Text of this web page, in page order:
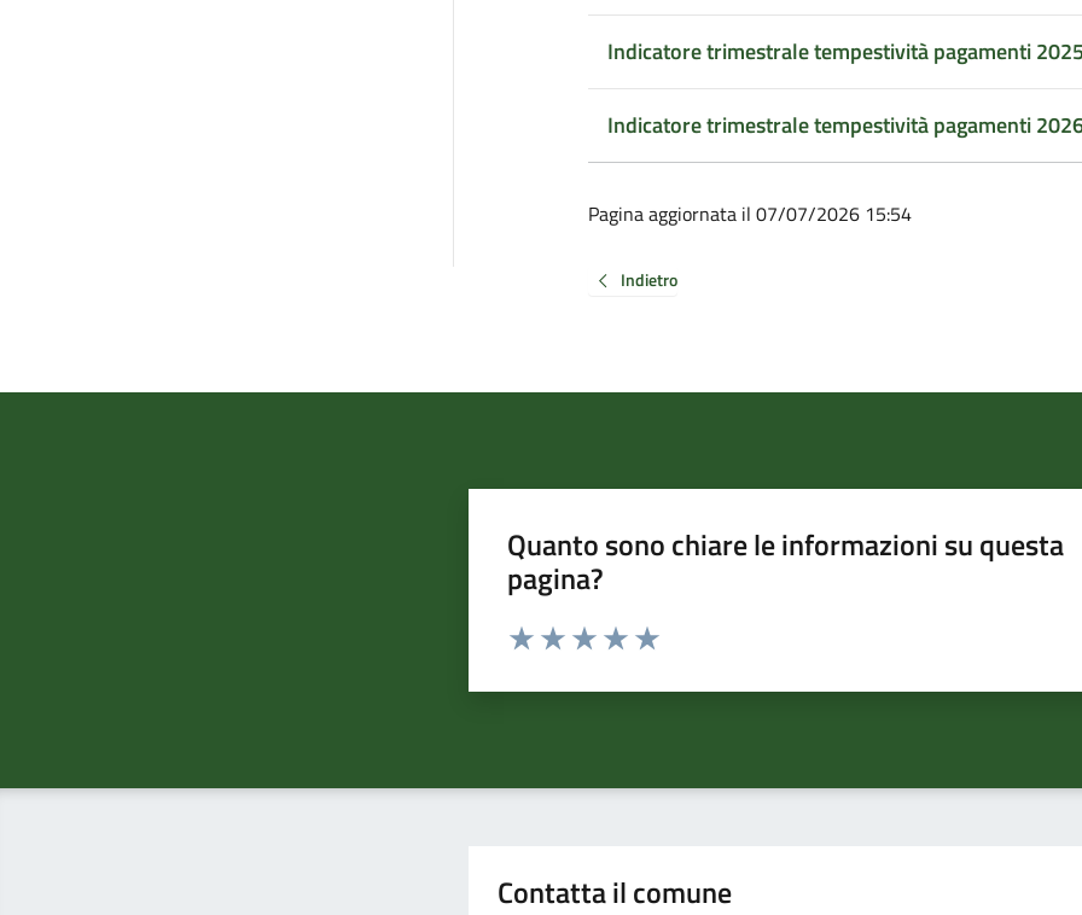
Indicatore trimestrale tempestività pagamenti 2025
Indicatore trimestrale tempestività pagamenti
Pagina aggiornata il 07/07/2026 15:54
Indietro
Quanto sono chiare le informazioni su questa
pagina?
Valuta da 1 a 5 stelle la pagina
Contatta il comune